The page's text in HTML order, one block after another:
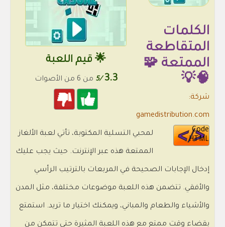
🌟 قيم اللعبة
3.3
/5 من 6 من الأصوات
الكلمات
المتقاطعة
الممتعة 🧩
🧠💡
شركة:
gamedistribution.com
Code
HTML
لمحبي التسلية المكتوبة، تأتي لعبة الألغاز
الممتعة هذه عبر الإنترنت. حيث يجب عليك
إدخال الإجابات الصحيحة في المربعات بالترتيب الرأسي
والأفقي. تتضمن هذه اللعبة موضوعات مختلفة، مثل المدن
والأشياء والطعام والمباني، ويمكنك اختيار ما تريد. استمتع
بقضاء وقت ممتع مع هذه اللعبة المثيرة حتى تتمكن من